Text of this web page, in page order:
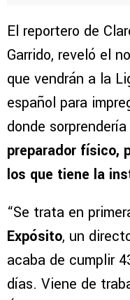
El reportero de
Garrido, reveló el
que vendrán a la
español para
donde
preparador físico,
los que tiene la
“Se trata en
Expósito, un
acaba de cumplir
días. Viene de